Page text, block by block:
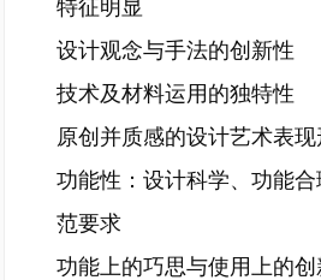
特征明显
设计观念与手法的创新性
技术及材料运用的独特性
原创并质感的设计艺术表
功能性：设计科学、功能
范要求
功能上的巧思与使用上的创